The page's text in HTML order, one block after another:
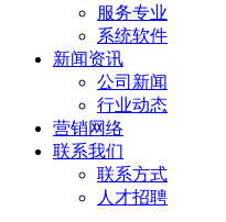
服务专业
系统软件
新闻资讯
公司新闻
行业动态
营销网络
联系我们
联系方式
人才招聘